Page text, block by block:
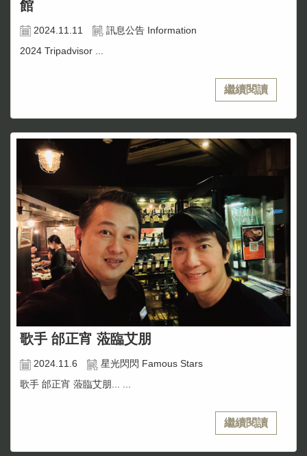
館
2024.11.11
訊息公告 Information
2024 Tripadvisor ...
繼續閱讀
歌手 邰正宵 蒞臨艾朋
2024.11.6
星光閃閃 Famous Stars
歌手 邰正宵 蒞臨艾朋... ...
繼續閱讀